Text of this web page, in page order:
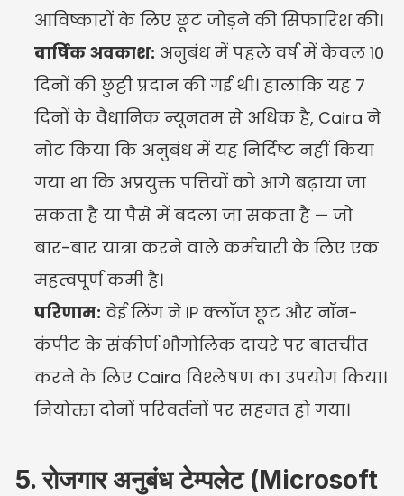
आविष्कारों के लिए छूट जोड़ने की सिफारिश की।
वार्षिक अवकाश: अनुबंध में पहले वर्ष में केवल 10
दिनों की छुट्टी प्रदान की गई थी। हालांकि यह 7
दिनों के वैधानिक न्यूनतम से अधिक है, Caira ने
नोट किया कि अनुबंध में यह निर्दिष्ट नहीं किया
गया था कि अप्रयुक्त पत्तियों को आगे बढ़ाया जा
सकता है या पैसे में बदला जा सकता है — जो
बार-बार यात्रा करने वाले कर्मचारी के लिए एक
महत्वपूर्ण कमी है।
परिणाम: वेई लिंग ने IP क्लॉज छूट और नॉन-
कंपीट के संकीर्ण भौगोलिक दायरे पर बातचीत
करने के लिए Caira विश्लेषण का उपयोग किया।
नियोक्ता दोनों परिवर्तनों पर सहमत हो गया।
5. रोजगार अनुबंध टेम्पलेट (Microsoft